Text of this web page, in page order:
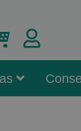
carrito